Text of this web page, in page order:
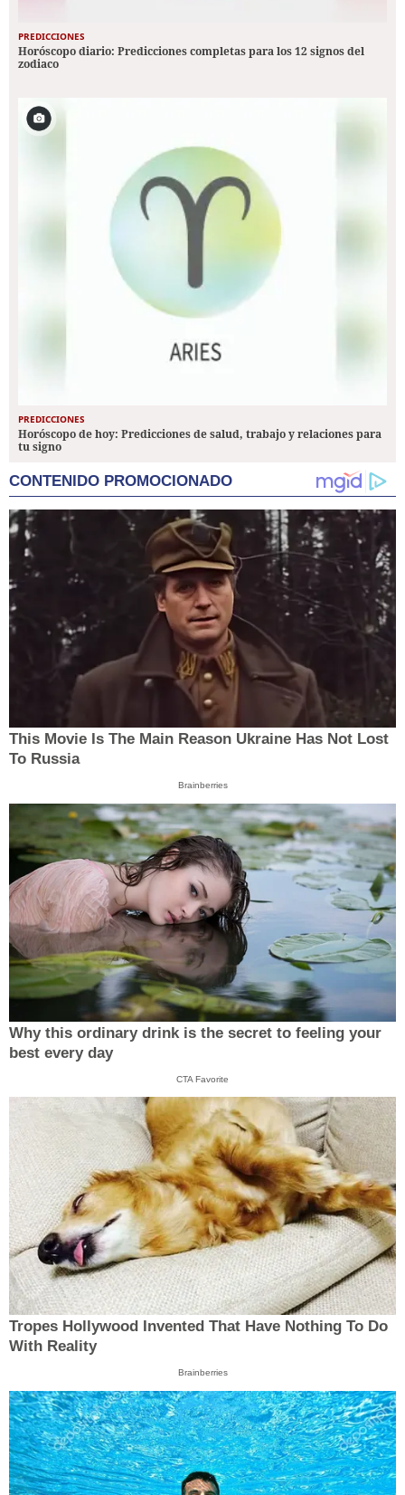
PREDICCIONES
Horóscopo diario: Predicciones completas para los 12 signos del
zodiaco
PREDICCIONES
Horóscopo de hoy: Predicciones de salud, trabajo y relaciones para
tu signo
CONTENIDO PROMOCIONADO
This Movie Is The Main Reason Ukraine Has Not Lost
To Russia
Brainberries
Why this ordinary drink is the secret to feeling your
best every day
CTA Favorite
Tropes Hollywood Invented That Have Nothing To Do
With Reality
Brainberries